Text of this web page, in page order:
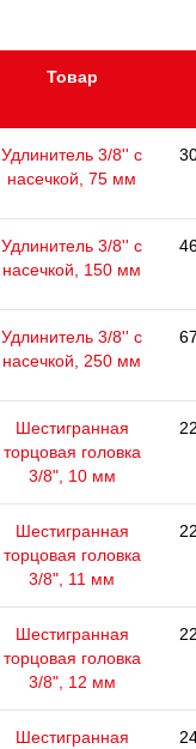
Товар
Удлинитель 3/8'' с
насечкой, 75 мм
Удлинитель 3/8'' с
насечкой, 150 мм
Удлинитель 3/8'' с
насечкой, 250 мм
Шестигранная
торцовая головка
3/8", 10 мм
Шестигранная
торцовая головка
3/8", 11 мм
Шестигранная
торцовая головка
3/8", 12 мм
Шестигранная